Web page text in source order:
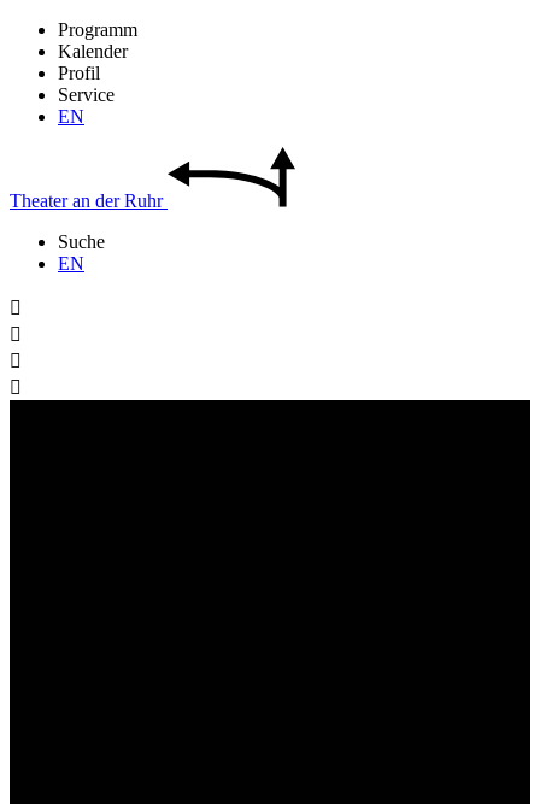
Programm
Kalender
Profil
Service
EN
Theateran derRuhr
Suche
EN



